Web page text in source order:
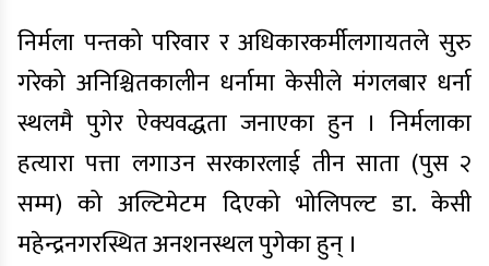
निर्मला पन्तको परिवार र अधिकारकर्मीलगायतले सुरु
गरेको अनिश्चितकालीन धर्नामा केसीले मंगलबार धर्ना
स्थलमै पुगेर ऐक्यवद्धता जनाएका हुन । निर्मलाका
हत्यारा पत्ता लगाउन सरकारलाई तीन साता (पुस २
सम्म) को अल्टिमेटम दिएको भोलिपल्ट डा. केसी
महेन्द्रनगरस्थित अनशनस्थल पुगेका हुन् ।